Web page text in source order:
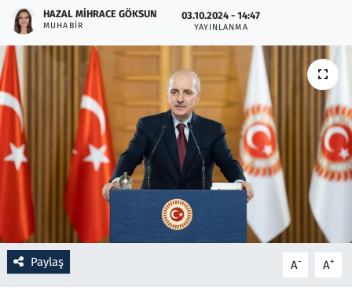
HAZAL MIHRACE GÖKSUN
MUHABIR
03.10.2024 - 14:47
YAYINLANMA
Paylaş A- A+
Ramazan
Resmi İlanlar
Rüya Tabirleri
Sağlık
Savunma Sanayi
Seçim 2023
Spor